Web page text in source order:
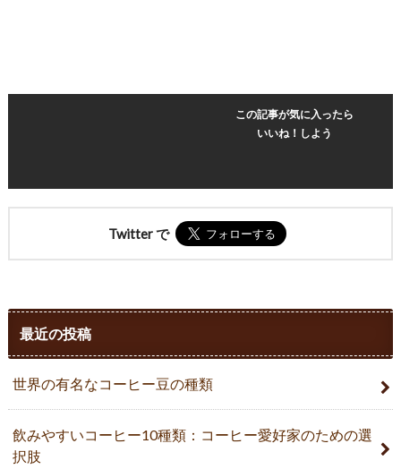
この記事が気に入ったら
いいね！しよう
Twitter で
最近の投稿
世界の有名なコーヒー豆の種類
飲みやすいコーヒー10種類：コーヒー愛好家のための選
択肢